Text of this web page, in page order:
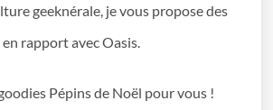
geeknérale, je vous propose des
rapport avec Oasis.
Pépins de Noël pour vous !